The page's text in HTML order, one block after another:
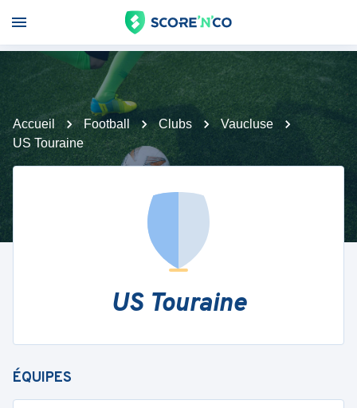
Accueil Football Clubs
Vaucluse
US Touraine
US Touraine
ÉQUIPES